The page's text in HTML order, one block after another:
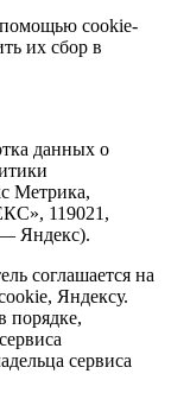
cookie-
их сбор в
данных о
Метрика,
119021,
— Яндекс).
соглашается на
Яндексу.
порядке,
сервиса